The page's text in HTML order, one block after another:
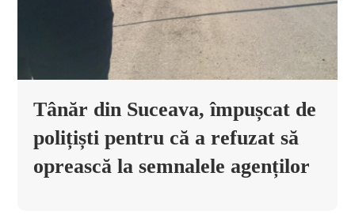
Tânăr din Suceava, împușcat de
polițiști pentru că a refuzat să
oprească la semnalele agenților